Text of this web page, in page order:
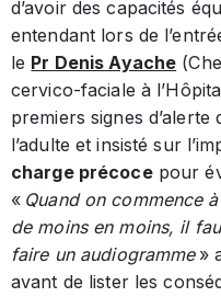
d’avoir des capacités
entendant lors de
le Pr Denis Ayache
cervico-faciale à
premiers signes d’alerte
l’adulte et insisté sur
charge précocepour
« Quand on commence
de moins en moins, il
faire un audiogramme »
avant de lister les